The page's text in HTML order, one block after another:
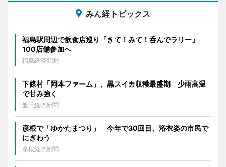
みん経トピックス
福島駅周辺で飲食店巡り「きて！みて！呑んでラリー」
100店舗参加へ
福島経済新聞
下條村「岡本ファーム」、黒スイカ収穫最盛期 少雨高温
で甘み強く
飯田経済新聞
彦根で「ゆかたまつり」 今年で30回目、浴衣姿の市民で
にぎわう
彦根経済新聞